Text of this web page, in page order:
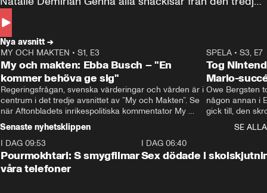
säsongen av ”Love is blind Sverige". Gäster i avsnittet
Nya avsnitt →
MY OCH MAKTEN • S1, E3
My och makten: Ebba Busch – "En
kommer behöva ge sig"
Regeringsfrågan, svenska värderingar och vården är i
centrum i det tredje avsnittet av ”My och Makten”. Se
när Aftonbladets inrikespolitiska kommentator My
Rohwedder ställer Kristdemokraternas Ebba Busch till
svars.
SPELA• S3, E7
Tog
Mario-
Owe Bergsten
någon annan i
gick till, den
han först
Senaste nyhetsklippen
SE ALLA
I DAG 09:53
Pourmokhtari: S smygfilmar
våra telefoner
I DAG 06:40
Sex dödade i